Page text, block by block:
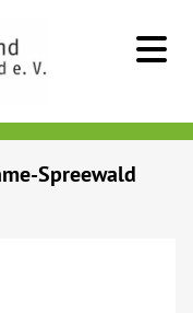
Spreewald